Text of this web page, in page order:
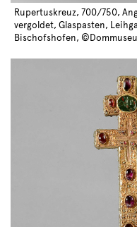
Rupertuskreuz, 700/750,
vergoldet, Glaspasten,
Bischofshofen,